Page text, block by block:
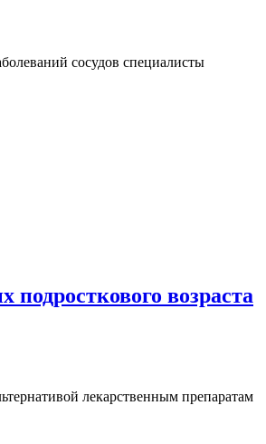
сосудов специалисты
возраста
лекарственным препаратам